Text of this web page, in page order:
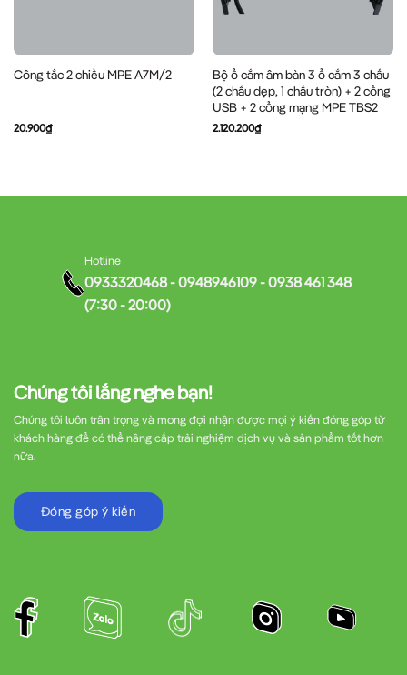
Công tắc 2 chiều MPE A7M/2
20.900₫
Bộ ổ cắm âm bàn 3 ổ cắm 3 chấu
(2 chấu dẹp, 1 chấu tròn) + 2 cổng
USB + 2 cổng mạng MPE TBS2
2.120.200₫
Chúng tôi lắng nghe bạn!
Chúng tôi luôn trân trọng và mong đợi nhận được mọi ý kiến đóng góp từ
khách hàng để có thể nâng cấp trải nghiệm dịch vụ và sản phẩm tốt hơn
nữa.
Đóng góp ý kiến
Hotline
0933320468 - 0948946109 - 0938 461 348
(7:30 - 20:00)